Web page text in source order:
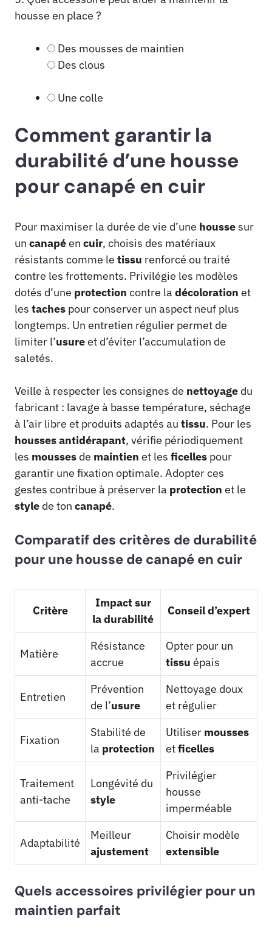
housse en place ?
Des mousses de maintien
Des clous
Une colle
Comment garantir la
durabilité d’une housse
pour canapé en cuir
Pour maximiser la durée de vie d’une houssesur
un canapéen cuir, choisis des matériaux
résistants comme le tissu renforcé ou traité
contre les frottements. Privilégie les modèles
dotés d’une protection contre la décoloration et
les taches pour conserver un aspect neuf plus
longtemps. Un entretien régulier permet de
limiter l’usureet d’éviter l’accumulation de
saletés.
Veille à respecter les consignes de nettoyage du
fabricant : lavage à basse température, séchage
à l’air libre et produits adaptés au tissu. Pour les
houssesantidérapant, vérifie périodiquement
les mousses de maintien et les ficelles pour
garantir une fixation optimale. Adopter ces
gestes contribue à préserver la protection et le
style de ton canapé.
Comparatif des critères de durabilité
pour une housse de canapé en cuir
Critère
Impact sur
la durabilité
Conseil d’expert
Matière
Résistance
accrue
Opter pour un
tissu épais
Entretien
Prévention
de l’usure
Nettoyage doux
et régulier
Fixation
Stabilité de
la protection
Utiliser mousses
etficelles
Traitement
anti-tache
Longévité du
style
Privilégier
housse
imperméable
Adaptabilité
Meilleur
ajustement
Choisir modèle
extensible
Quels accessoires privilégier pour un
maintien parfait